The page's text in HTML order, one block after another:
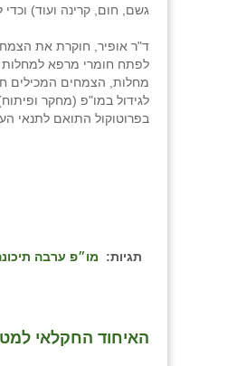
גשם, חום, קרינה ועוד) וכדי
ד"ר אופיר, חוקרת את
לפתח חומרי מרפא למחלות
מחלות, הצמחים המכילים
לגידול במו"פ (מחקר
בפרוטוקול התואם לתנאי
תגיות: מו״פ ערבה
האיחוד החקלאי